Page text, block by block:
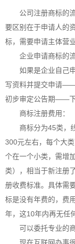
公司注册商标的流
要区别在于申请人的
标，需要申请主体营
企业申请商标的流
如果是企业自己申
写资料并提交申请
初步审定公告期——
商标注册费用：
商标分为45类，线
300元左右，每个大
个在一个小类，需增
类），相当于新注册
册收费标准。具体需
标是没有年费的，费
年，这10年内再无任
可以委托专业的商